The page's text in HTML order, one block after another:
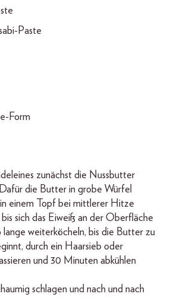
Paste
Form
zunächst die Nussbutter
die Butter in grobe Würfel
in einem Topf bei mittlerer Hitze
sich das Eiweiß an der Oberfläche
lange weiterköcheln, bis die Butter zu
durch ein Haarsieb oder
und 30 Minuten abkühlen
schlagen und nach und nach